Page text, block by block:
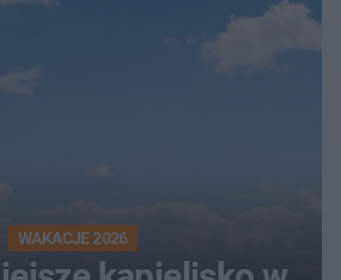
WAKACJE 2026